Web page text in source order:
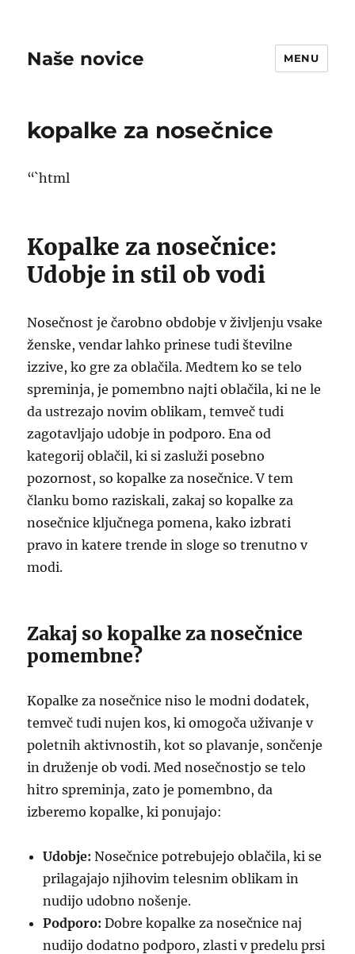
Naše novice MENU
kopalke za nosečnice
“`html
Kopalke za nosečnice:
Udobje in stil ob vodi
Nosečnost je čarobno obdobje v življenju vsake
ženske, vendar lahko prinese tudi številne
izzive, ko gre za oblačila. Medtem ko se telo
spreminja, je pomembno najti oblačila, ki ne le
da ustrezajo novim oblikam, temveč tudi
zagotavljajo udobje in podporo. Ena od
kategorij oblačil, ki si zasluži posebno
pozornost, so kopalke za nosečnice. V tem
članku bomo raziskali, zakaj so kopalke za
nosečnice ključnega pomena, kako izbrati
pravo in katere trende in sloge so trenutno v
modi.
Zakaj so kopalke za nosečnice
pomembne?
Kopalke za nosečnice niso le modni dodatek,
temveč tudi nujen kos, ki omogoča uživanje v
poletnih aktivnostih, kot so plavanje, sončenje
in druženje ob vodi. Med nosečnostjo se telo
hitro spreminja, zato je pomembno, da
izberemo kopalke, ki ponujajo:
Udobje: Nosečnice potrebujejo oblačila, ki se
prilagajajo njihovim telesnim oblikam in
nudijo udobno nošenje.
Podporo: Dobre kopalke za nosečnice naj
nudijo dodatno podporo, zlasti v predelu prsi